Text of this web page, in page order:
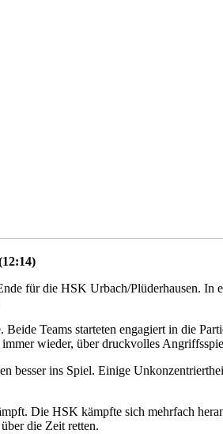
für die HSK Urbach/Plüderhausen.
Teams starteten engagiert in die
wieder, über druckvolles
besser ins Spiel. Einige
Die HSK kämpfte sich mehrfach
die Zeit retten.